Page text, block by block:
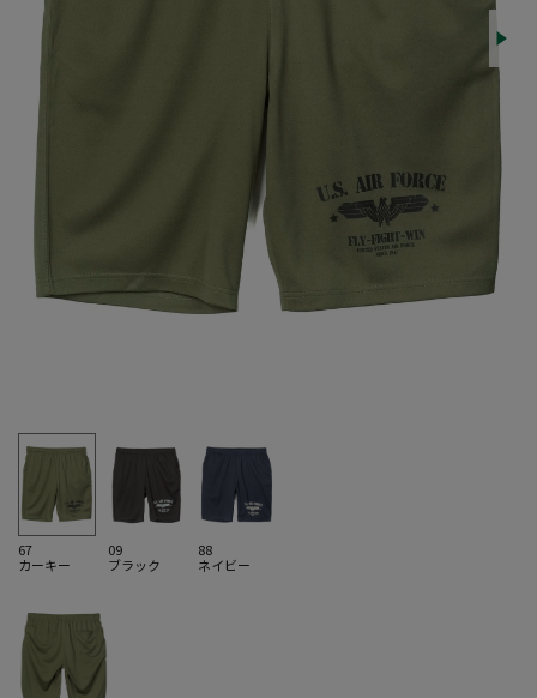
67
カーキー
09
ブラック
88
ネイビー